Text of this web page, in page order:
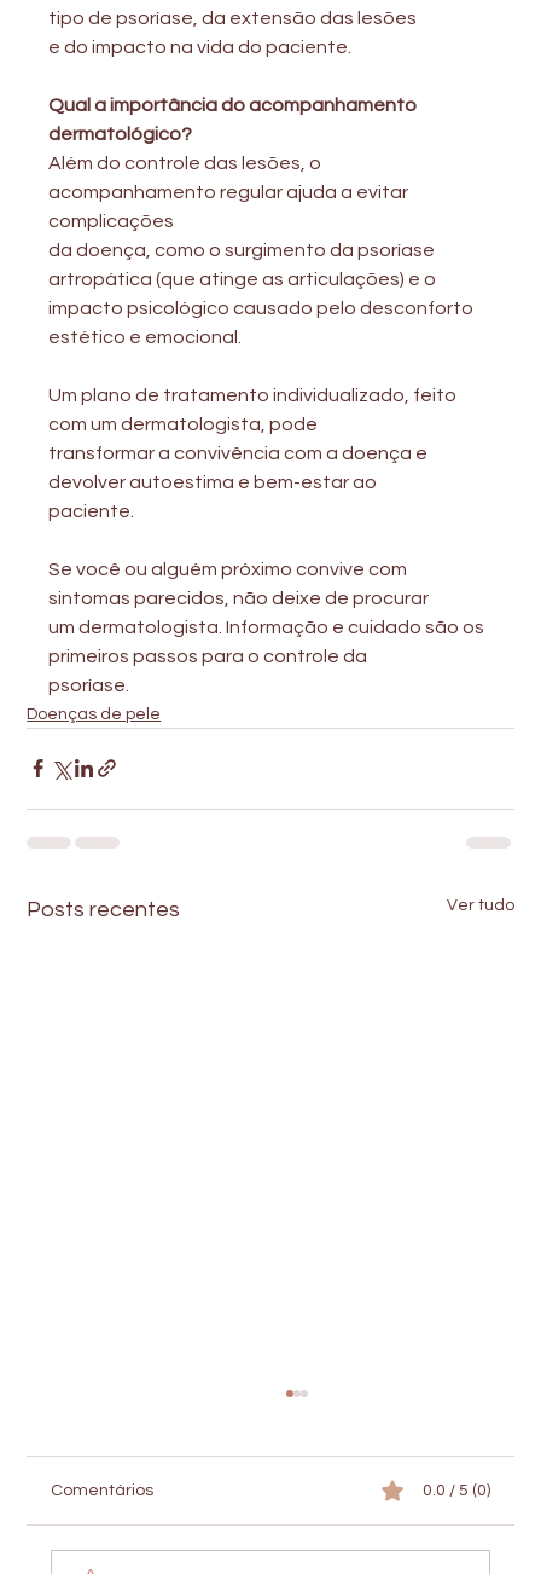
tipo de psoríase, da extensão das lesões
e do impacto na vida do paciente.
Qual a importância do acompanhamento
dermatológico?
Além do controle das lesões, o
acompanhamento regular ajuda a evitar
complicações
da doença, como o surgimento da psoríase
artropática (que atinge as articulações) e o
impacto psicológico causado pelo desconforto
estético e emocional.
Um plano de tratamento individualizado, feito
com um dermatologista, pode
transformar a convivência com a doença e
devolver autoestima e bem-estar ao
paciente.
Se você ou alguém próximo convive com
sintomas parecidos, não deixe de procurar
um dermatologista. Informação e cuidado são os
primeiros passos para o controle da
psoríase.
Doenças de pele
Posts recentes Ver tudo
Comentários 0.0 / 5 (0)